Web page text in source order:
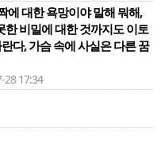
에 대한 욕망이야 말해 뭐해,
비밀에 대한 것까지도 이토
다, 가슴 속에 사실은 다른 꿈
17:34